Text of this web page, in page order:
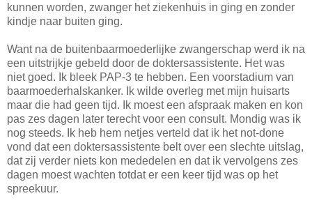
kunnen worden, zwanger het ziekenhuis in ging en zonder
kindje naar buiten ging.
Want na de buitenbaarmoederlijke zwangerschap werd ik na
een uitstrijkje gebeld door de doktersassistente. Het was
niet goed. Ik bleek PAP-3 te hebben. Een voorstadium van
baarmoederhalskanker. Ik wilde overleg met mijn huisarts
maar die had geen tijd. Ik moest een afspraak maken en kon
pas zes dagen later terecht voor een consult. Mondig was ik
nog steeds. Ik heb hem netjes verteld dat ik het not-done
vond dat een doktersassistente belt over een slechte uitslag,
dat zij verder niets kon mededelen en dat ik vervolgens zes
dagen moest wachten totdat er een keer tijd was op het
spreekuur.